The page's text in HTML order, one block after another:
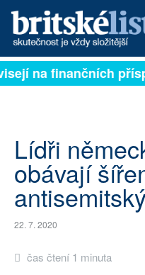
PŘIHLÁSIT
ARCHIV
ROZHOVORY
TÉMATA
na finančních
Lídři
obávají
22. 7. 2020
čas čtení 1 minuta